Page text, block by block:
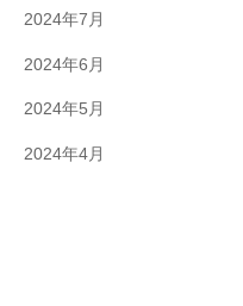
2024年7月
2024年6月
2024年5月
2024年4月